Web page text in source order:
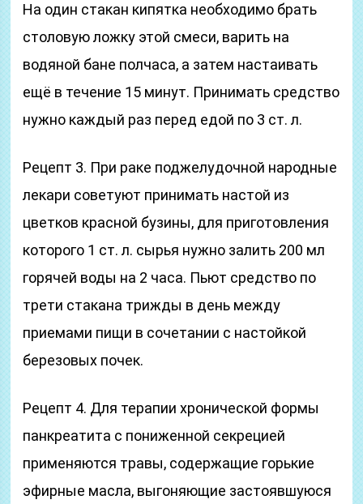
На один стакан кипятка необходимо брать
столовую ложку этой смеси, варить на
водяной бане полчаса, а затем настаивать
ещё в течение 15 минут. Принимать средство
нужно каждый раз перед едой по 3 ст. л.
Рецепт 3. При раке поджелудочной народные
лекари советуют принимать настой из
цветков красной бузины, для приготовления
которого 1 ст. л. сырья нужно залить 200 мл
горячей воды на 2 часа. Пьют средство по
трети стакана трижды в день между
приемами пищи в сочетании с настойкой
березовых почек.
Рецепт 4. Для терапии хронической формы
панкреатита с пониженной секрецией
применяются травы, содержащие горькие
эфирные масла, выгоняющие застоявшуюся